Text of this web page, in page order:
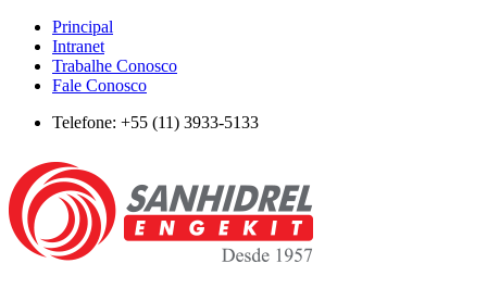
Principal
Intranet
Trabalhe Conosco
Fale Conosco
Telefone: +55 (11) 3933-5133